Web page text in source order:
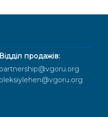
Відділ продажів:
oleksiylehen@vgoru.org